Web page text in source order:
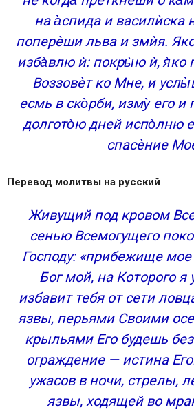
на а̀спида и василѝска
поперѐши льва и змѝя.
изба̀влю ѝ: покры̀ю ѝ, я̀ко
Воззовѐт ко Мне, и
есмь в ско̀рби, изму̀ его и
долгото̀ю дней испо̀лню
спасѐние
Перевод молитвы на русский
Живущий под кровом
сенью Всемогущего
Господу: «прибежище
Бог мой, на Которого я
избавит тебя от сети
язвы, перьями Своими
крыльями Его будешь
ограждение — истина
ужасов в ночи, стрелы,
язвы, ходящей во